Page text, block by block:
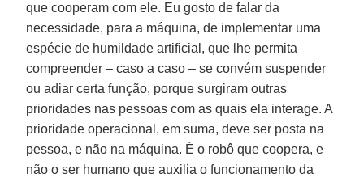
que cooperam com ele. Eu gosto de falar da
necessidade, para a máquina, de implementar uma
espécie de humildade artificial, que lhe permita
compreender – caso a caso – se convém suspender
ou adiar certa função, porque surgiram outras
prioridades nas pessoas com as quais ela interage. A
prioridade operacional, em suma, deve ser posta na
pessoa, e não na máquina. É o robô que coopera, e
não o ser humano que auxilia o funcionamento da